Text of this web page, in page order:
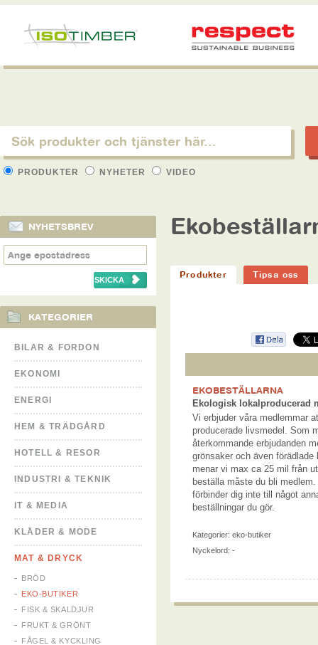
PRODUKTER NYHETER VIDEO
NYHETSBREV
KATEGORIER
BILAR & FORDON
EKONOMI
ENERGI
HEM & TRÄDGÅRD
HOTELL & RESOR
INDUSTRI & TEKNIK
IT & MEDIA
KLÄDER & MODE
MAT & DRYCK
BRÖD
EKO-BUTIKER
FISK & SKALDJUR
FRUKT & GRÖNT
FÅGEL & KYCKLING
Produkter Tipsa oss
EKOBESTÄLLARNA
Ekologisk lokalproducerad
Vi erbjuder våra medlemmar
producerade livsmedel. Som
återkommande erbjudanden
grönsaker och även förädlade
menar vi max ca 25 mil från
beställa måste du bli
förbinder dig inte till något
beställningar du gör.
Kategorier: eko-butiker
Nyckelord: -